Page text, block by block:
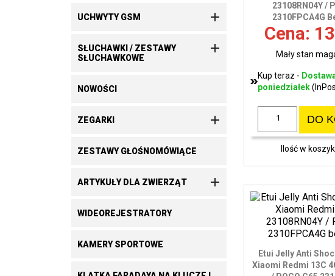
UCHWYTY GSM 
SŁUCHAWKI / ZESTAWY
SŁUCHAWKOWE

NOWOŚCI
ZEGARKI 
ZESTAWY GŁOŚNOMÓWIĄCE
ARTYKUŁY DLA ZWIERZĄT 
WIDEOREJESTRATORY
KAMERY SPORTOWE
23108RN04Y /
2310FPCA4G
Cena:
Mały stan
Kup teraz -
poniedziałek
DO
Ilość w
Etui Jelly Anti
Xiaomi Redmi 13C